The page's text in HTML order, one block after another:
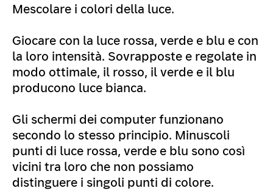
Mescolare i colori della luce.
Giocare con la luce rossa, verde e blu e con
la loro intensità. Sovrapposte e regolate in
modo ottimale, il rosso, il verde e il blu
producono luce bianca.
Gli schermi dei computer funzionano
secondo lo stesso principio. Minuscoli
punti di luce rossa, verde e blu sono così
vicini tra loro che non possiamo
distinguere i singoli punti di colore.